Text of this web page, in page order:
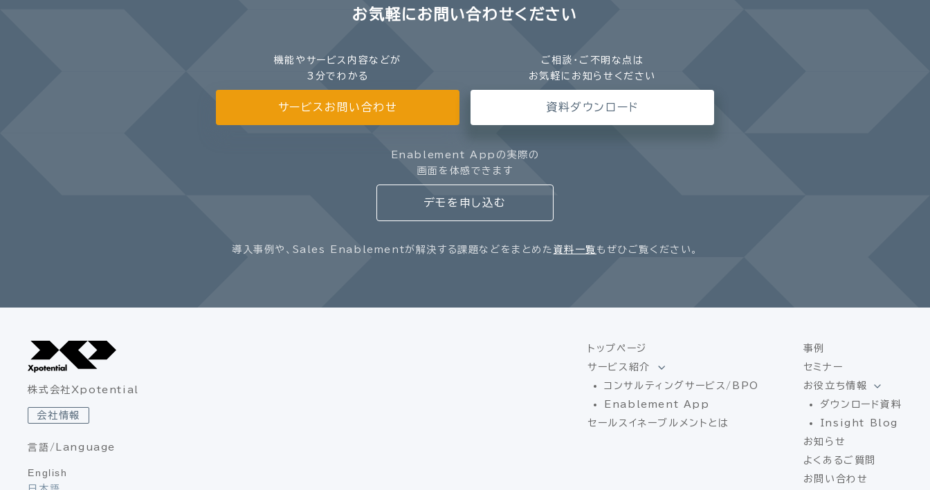
お気軽にお問い合わせください
機能やサービス内容などが
3分でわかる
サービスお問い合わせ
ご相談・ご不明な点は
お気軽にお知らせください
資料ダウンロード
Enablement Appの実際の
画面を体感できます
デモを申し込む
導入事例や、Sales Enablementが解決する課題などをまとめた 資料一覧 もぜひご覧ください。
トップページ
サービス紹介
コンサルティングサービス/BPO
Enablement App
セールスイネーブルメントとは
事例
セミナー
お役立ち情報
ダウンロード資料
Insight Blog
お知らせ
よくあるご質問
お問い合わせ
株式会社Xpotential
会社情報
言語/Language
English